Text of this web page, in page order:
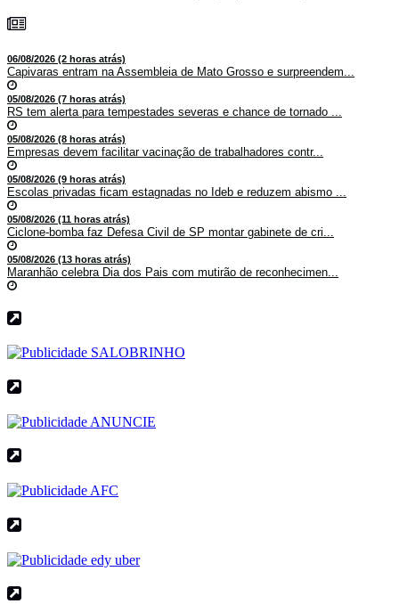
06/08/2026 (2 horas atrás)
Capivaras entram na Assembleia de Mato Grosso e surpreendem...
05/08/2026 (7 horas atrás)
RS tem alerta para tempestades severas e chance de tornado ...
05/08/2026 (8 horas atrás)
Empresas devem facilitar vacinação de trabalhadores contr...
05/08/2026 (9 horas atrás)
Escolas privadas ficam estagnadas no Ideb e reduzem abismo ...
05/08/2026 (11 horas atrás)
Ciclone-bomba faz Defesa Civil de SP montar gabinete de cri...
05/08/2026 (13 horas atrás)
Maranhão celebra Dia dos Pais com mutirão de reconhecimen...